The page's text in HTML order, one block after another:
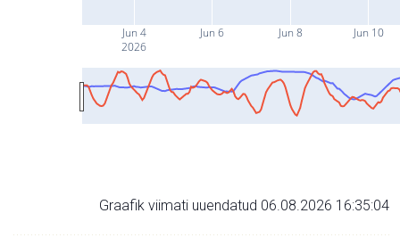
Jun 4
2026
Jun 6 Jun 8 Jun 10
Graafik viimati uuendatud 06.08.2026 16:35:04